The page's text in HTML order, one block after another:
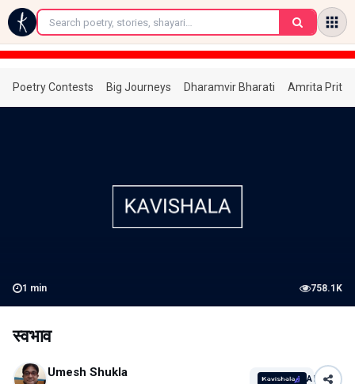
←
Poetry Contests Big Journeys Dharamvir Bharati Amrita
1 min 758.1K
स्वभाव
Umesh Shukla AI